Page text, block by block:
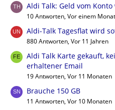
Aldi Talk: Geld vom Konto
10 Antworten, Vor einem Monat
Aldi-Talk Tagesflat wird
880 Antworten, Vor 11 Jahren
Aldi Talk Karte gekauft,
erhaltener Email
19 Antworten, Vor 11 Monaten
Brauche 150 GB
11 Antworten, Vor 10 Monaten